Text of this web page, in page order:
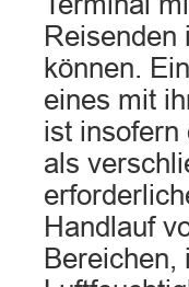
Reisenden
können.
eines mit
ist insofern
als
Handlauf
Bereichen,